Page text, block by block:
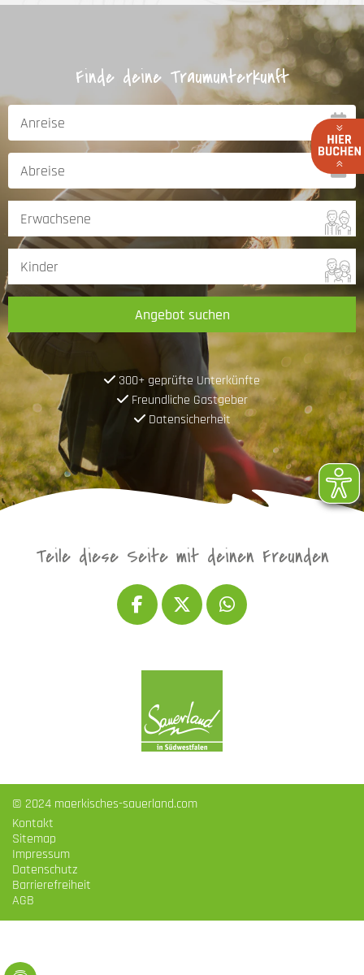
Finde deine Traumunterkunft
Angebot suchen
300+ geprüfte Unterkünfte
Freundliche Gastgeber
Datensicherheit
Teile diese Seite mit deinen Freunden
© 2024 maerkisches-sauerland.com
Kontakt
Sitemap
Impressum
Datenschutz
Barrierefreiheit
AGB